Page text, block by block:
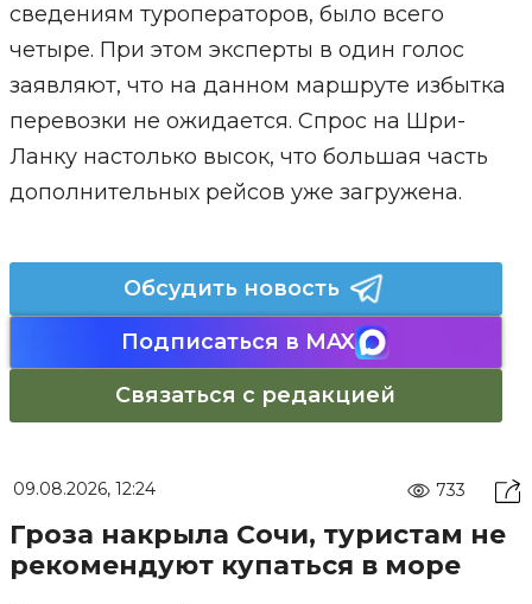
сведениям туроператоров, было всего
четыре. При этом эксперты в один голос
заявляют, что на данном маршруте избытка
перевозки не ожидается. Спрос на Шри-
Ланку настолько высок, что большая часть
дополнительных рейсов уже загружена.
Обсудить новость
Подписаться в MAX
Связаться с редакцией
09.08.2026, 12:24 733
Гроза накрыла Сочи, туристам не
рекомендуют купаться в море